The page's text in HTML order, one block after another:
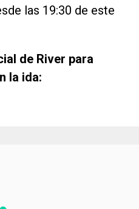
las 19:30 de este
de River para
la ida: